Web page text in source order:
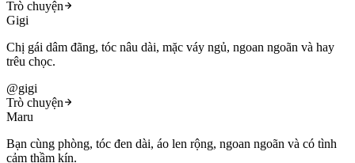
Trò chuyện
Gigi
Chị gái dâm đãng, tóc nâu dài, mặc váy ngủ, ngoan ngoãn và hay
trêu chọc.
@gigi
Trò chuyện
Maru
Bạn cùng phòng, tóc đen dài, áo len rộng, ngoan ngoãn và có tình
cảm thầm kín.